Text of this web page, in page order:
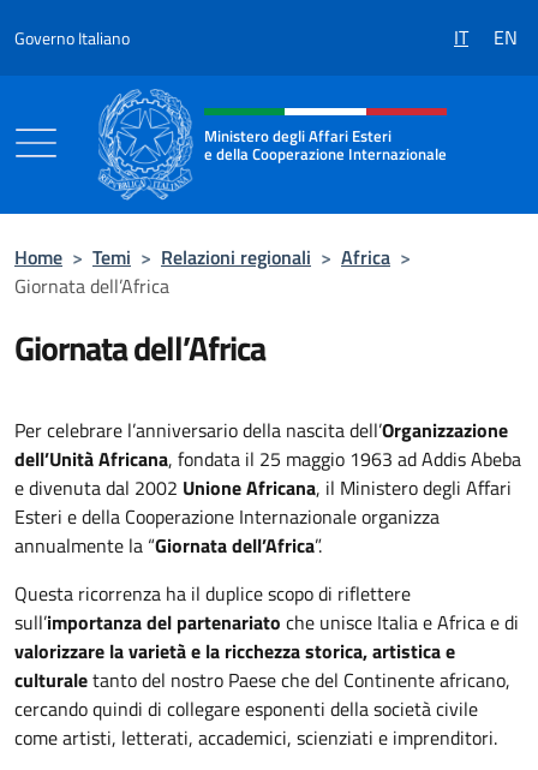
Governo Italiano IT EN
Intestazione sito, social e menù
Ministero degli Affari Esteri
e della Cooperazione Internazionale
Home > Temi > Relazioni regionali > Africa >
Giornata dell’Africa
Giornata dell’Africa
Per celebrare l’anniversario della nascita dell’Organizzazione
dell’Unità Africana, fondata il 25 maggio 1963 ad Addis Abeba
e divenuta dal 2002 Unione Africana, il Ministero degli Affari
Esteri e della Cooperazione Internazionale organizza
annualmente la “Giornata dell’Africa”.
Questa ricorrenza ha il duplice scopo di riflettere
sull’importanza del partenariato che unisce Italia e Africa e di
valorizzare la varietà e la ricchezza storica, artistica e
culturaletanto del nostro Paese che del Continente africano,
cercando quindi di collegare esponenti della società civile
come artisti, letterati, accademici, scienziati e imprenditori.